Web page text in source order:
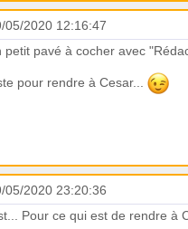
05/2020 12:16:47
petit pavé à cocher avec
pour rendre à Cesar...
05/2020 23:20:36
Pour ce qui est de rendre à